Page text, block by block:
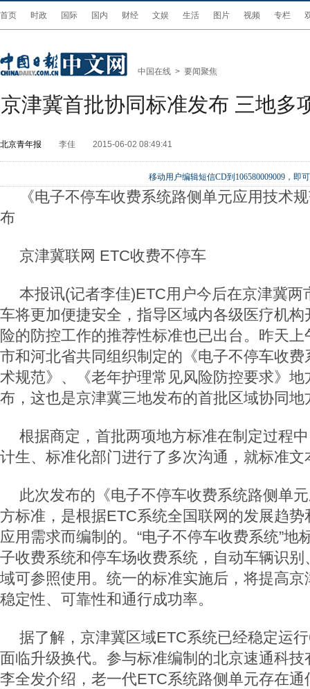
首页 时政 国际 国内 财经 文娱 生活 图片 视频 专栏
中国在线 > 要闻聚焦
京津冀首批协同标准发布 三地多
北京青年报 李佳 2015-06-02 08:49:41
移动用户编辑短信CD到106580009009，即
《电子不停车收费系统路侧单元应用技术
布
京津冀联网 ETC收费不停车
本报讯(记者李佳)ETC用户今后在京津冀两
车将更加便捷安全，指导区域内各级医疗机
险的防控工作的推荐性标准也已出台。昨天
市和河北省共同组织制定的《电子不停车收
术规范》、《老年护理常见风险防控要求》
布，这也是京津冀三地发布的首批区域协同地
根据商定，首批两项地方标准在制定过程
计生、标准化部门进行了多次沟通，就标准
此次发布的《电子不停车收费系统路侧单
方标准，是根据ETC系统全国联网的发展趋
应用需求而编制的。“电子不停车收费系统”地
子收费系统和停车场收费系统，自动车辆识
域可参照使用。统一的标准实施后，将提高
稳定性、可靠性和通行成功率。
据了解，京津冀区域ETC系统已经稳定运
面临升级换代。参与标准编制的北京速通科
李全发介绍，老一代ETC系统路侧单元存在